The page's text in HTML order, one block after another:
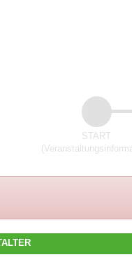
START